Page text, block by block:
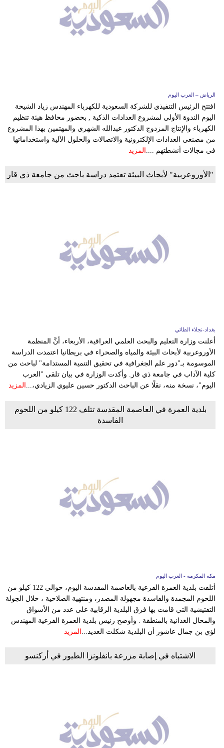
الرياض – العرب اليوم
افتتح الرئيس التنفيذي للشركة السعودية للكهرباء المهندس زياد الشيحة
اليوم الندوة الأولى لمشروع العدادات الذكية , بحضور محافظ هيئة تنظيم
الكهرباء والإنتاج المزدوج الدكتور عبدالله الشهري والمهتمين بهذا المشروع
من مصنعي العدادات الإلكترونية والاتصالات والحلول الآلية واستخداماتها
في مجالات أنشطتهم .... المزيد
"الأوروعربية" لأبحاث البيئة تعتمد دراسة باحث من جامعة ذي قار
بغداد-نجلاء الطائي
أعلنت وزارة التعليم والبحث العلمي العراقية، الأربعاء، أنَّ المنظمة
الأوروعربية لأبحاث البيئة والمياه والصحراء في بريطانيا اعتمدت الدراسة
الموسومة بـ"دور علم الجغرافية في تحقيق التنمية المستدامة" لباحث من
كلية الآداب في جامعة ذي قار. وأكدت الوزارة في بيان تلقى "العرب
اليوم"، نسخة منه، نقلًا عن الباحث الدكتور حسين عليوي الزيادي،... المزيد
بلدية العمرة في العاصمة المقدسة تتلف 122 كيلو من اللحوم
الفاسدة
مكة المكرمة - العرب اليوم
أتلفت بلدية العمرة الفرعية بالعاصمة المقدسة اليوم، حوالي 122 كيلو من
اللحوم المجمدة والفاسدة مجهولة المصدر، ومنتهية الصلاحية ، خلال الجولة
التفتيشية التي قامت بها فرق البلدية الرقابية على عدد من الأسواق
والمحال الغذائية بالمنطقة . وأوضح رئيس بلدية العمرة الفرعية المهندس
لؤي بن جمال عاشور أن البلدية شكلت العديد... المزيد
الاشتباه في إصابة مزرعة بانفلونزا الطيور في أركنسو